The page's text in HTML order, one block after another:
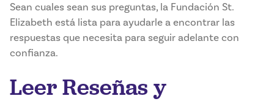
Sean cuales sean sus preguntas, la Fundación St.
Elizabeth está lista para ayudarle a encontrar las
respuestas que necesita para seguir adelante con
confianza.
Leer Reseñas y